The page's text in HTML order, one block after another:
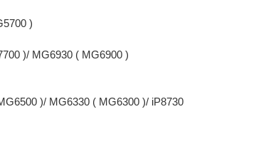
)
)/ MG6930 ( MG6900 )
)/ MG6330 ( MG6300 )/ iP8730